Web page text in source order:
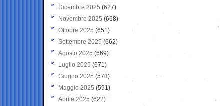
Dicembre 2025 (627)
Novembre 2025 (668)
Ottobre 2025 (651)
Settembre 2025 (662)
Agosto 2025 (669)
Luglio 2025 (671)
Giugno 2025 (573)
Maggio 2025 (591)
Aprile 2025 (622)